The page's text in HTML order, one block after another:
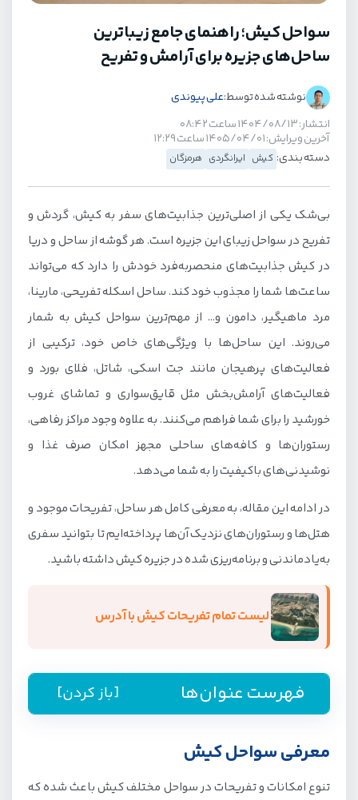
سواحل کیش؛ راهنمای جامع زیباترین
ساحل‌های جزیره برای آرامش و تفریح
نوشته شده توسط:علی پیوندی
انتشار: ۱۴۰۴/۰۸/۱۳ ساعت ۰۸:۴۲
آخرین ویرایش: ۱۴۰۵/۰۴/۰۱ ساعت ۱۲:۲۹
دسته بندی: کیش ایرانگردی هرمزگان
بی‌شک یکی از اصلی‌ترین جذابیت‌های سفر به کیش، گردش و
تفریح در سواحل زیبای این جزیره است. هر گوشه از ساحل و دریا
در کیش جذابیت‌های منحصربه‌فرد خودش را دارد که می‌تواند
ساعت‌ها شما را مجذوب خود کند. ساحل اسکله تفریحی، مارینا،
مرد ماهیگیر، دامون و… از مهم‌ترین سواحل کیش به شمار
می‌روند. این ساحل‌ها با ویژگی‌های خاص خود، ترکیبی از
فعالیت‌های پرهیجان مانند جت اسکی، شاتل، فلای بورد و
فعالیت‌های آرامش‌بخش مثل قایق‌سواری و تماشای غروب
خورشید را برای شما فراهم می‌کنند. به علاوه وجود مراکز رفاهی،
رستوران‌ها و کافه‌های ساحلی مجهز امکان صرف غذا و
نوشیدنی‌های باکیفیت را به شما می‌دهد.
در ادامه این مقاله، به معرفی کامل هر ساحل، تفریحات موجود و
هتل‌ها و رستوران‌های نزدیک آن‌ها پرداخته‌ایم تا بتوانید سفری
به‌یادماندنی و برنامه‌ریزی شده در جزیره کیش داشته باشید.
لیست تمام تفریحات کیش با آدرس
فهرست عنوان‌ها [باز کردن]
2. ساحل اسکله تفریحی کیش
معرفی سواحل کیش
تنوع امکانات و تفریحات در سواحل مختلف کیش باعث شده که